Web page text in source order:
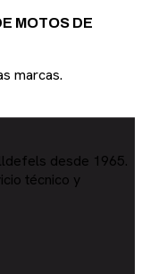
MOTOS DE
marcas.
desde 1965.
técnico y